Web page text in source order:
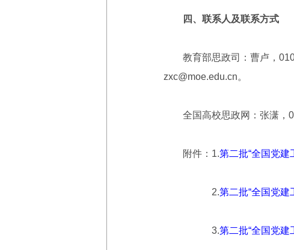
四、联系人及联系方式
教育部思政司：曹卢，010-
zxc@moe.edu.cn。
全国高校思政网：张潇，
附件：1.第二批“全国党建
2.第二批“全国党建
3.第二批“全国党建